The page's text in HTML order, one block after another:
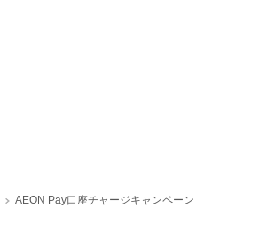
>AEON Pay口座チャージキャンペーン